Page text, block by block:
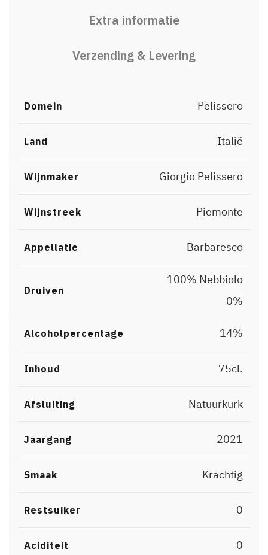
Extra informatie
Verzending & Levering
Domein Pelissero
Land Italië
Wijnmaker Giorgio Pelissero
Wijnstreek Piemonte
Appellatie Barbaresco
Druiven
0%
100% Nebbiolo
Alcoholpercentage 14%
Inhoud 75cl.
Afsluiting Natuurkurk
Jaargang 2021
Smaak Krachtig
Restsuiker 0
Aciditeit 0